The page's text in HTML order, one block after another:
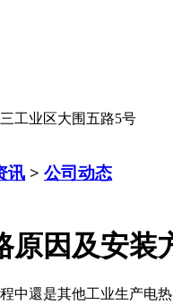
工业区大围五路5号
讯 > 公司动态
原因及安装
中還是其他工业生产电